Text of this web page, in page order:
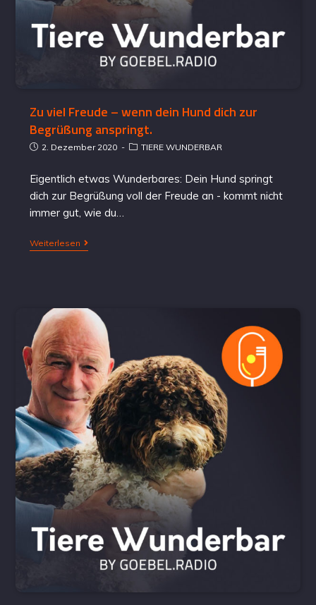
Zu viel Freude – wenn dein Hund dich zur
Begrüßung anspringt.
2. Dezember 2020 TIERE WUNDERBAR
Eigentlich etwas Wunderbares: Dein Hund springt
dich zur Begrüßung voll der Freude an - kommt nicht
immer gut, wie du…
Weiterlesen